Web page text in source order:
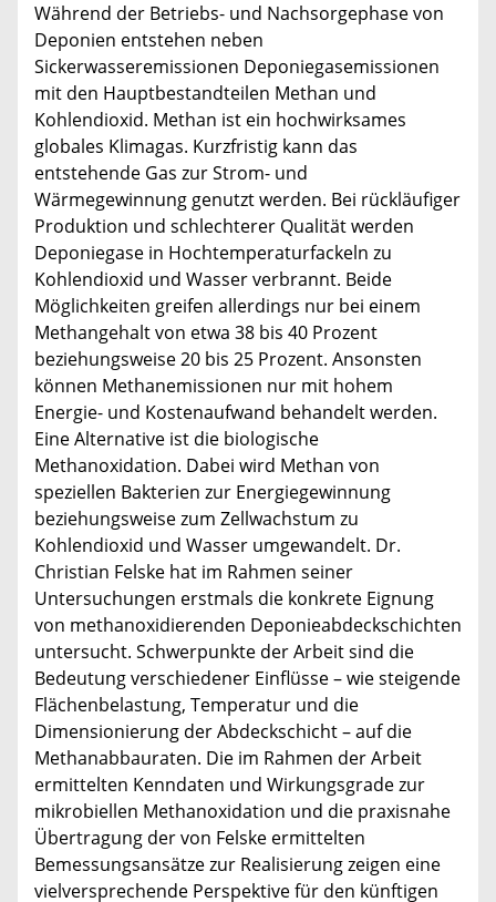
Während der Betriebs- und Nachsorgephase von
Deponien entstehen neben
Sickerwasseremissionen Deponiegasemissionen
mit den Hauptbestandteilen Methan und
Kohlendioxid. Methan ist ein hochwirksames
globales Klimagas. Kurzfristig kann das
entstehende Gas zur Strom- und
Wärmegewinnung genutzt werden. Bei rückläufiger
Produktion und schlechterer Qualität werden
Deponiegase in Hochtemperaturfackeln zu
Kohlendioxid und Wasser verbrannt. Beide
Möglichkeiten greifen allerdings nur bei einem
Methangehalt von etwa 38 bis 40 Prozent
beziehungsweise 20 bis 25 Prozent. Ansonsten
können Methanemissionen nur mit hohem
Energie- und Kostenaufwand behandelt werden.
Eine Alternative ist die biologische
Methanoxidation. Dabei wird Methan von
speziellen Bakterien zur Energiegewinnung
beziehungsweise zum Zellwachstum zu
Kohlendioxid und Wasser umgewandelt. Dr.
Christian Felske hat im Rahmen seiner
Untersuchungen erstmals die konkrete Eignung
von methanoxidierenden Deponieabdeckschichten
untersucht. Schwerpunkte der Arbeit sind die
Bedeutung verschiedener Einflüsse – wie steigende
Flächenbelastung, Temperatur und die
Dimensionierung der Abdeckschicht – auf die
Methanabbauraten. Die im Rahmen der Arbeit
ermittelten Kenndaten und Wirkungsgrade zur
mikrobiellen Methanoxidation und die praxisnahe
Übertragung der von Felske ermittelten
Bemessungsansätze zur Realisierung zeigen eine
vielversprechende Perspektive für den künftigen